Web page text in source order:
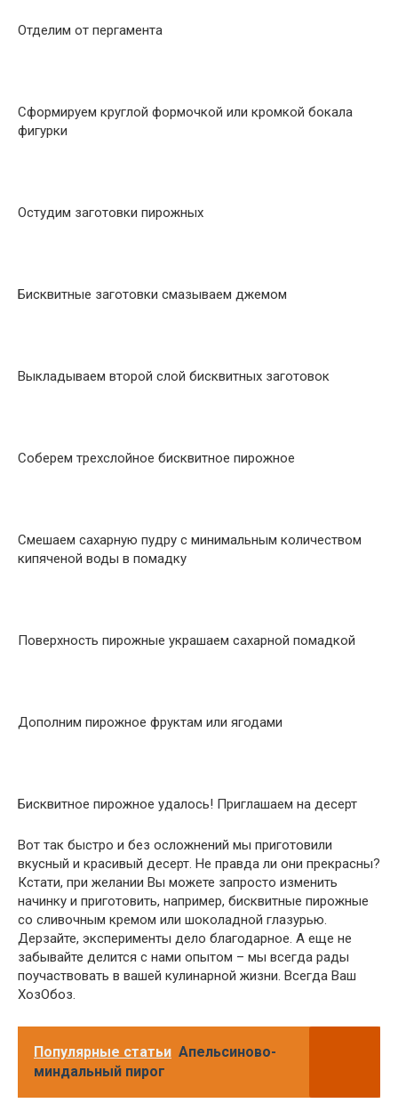
Отделим от пергамента
Сформируем круглой формочкой или кромкой бокала
фигурки
Остудим заготовки пирожных
Бисквитные заготовки смазываем джемом
Выкладываем второй слой бисквитных заготовок
Соберем трехслойное бисквитное пирожное
Смешаем сахарную пудру с минимальным количеством
кипяченой воды в помадку
Поверхность пирожные украшаем сахарной помадкой
Дополним пирожное фруктам или ягодами
Бисквитное пирожное удалось! Приглашаем на десерт
Вот так быстро и без осложнений мы приготовили
вкусный и красивый десерт. Не правда ли они прекрасны?
Кстати, при желании Вы можете запросто изменить
начинку и приготовить, например, бисквитные пирожные
со сливочным кремом или шоколадной глазурью.
Дерзайте, эксперименты дело благодарное. А еще не
забывайте делится с нами опытом – мы всегда рады
поучаствовать в вашей кулинарной жизни. Всегда Ваш
ХозОбоз.
Популярные статьи Апельсиново-
миндальный пирог